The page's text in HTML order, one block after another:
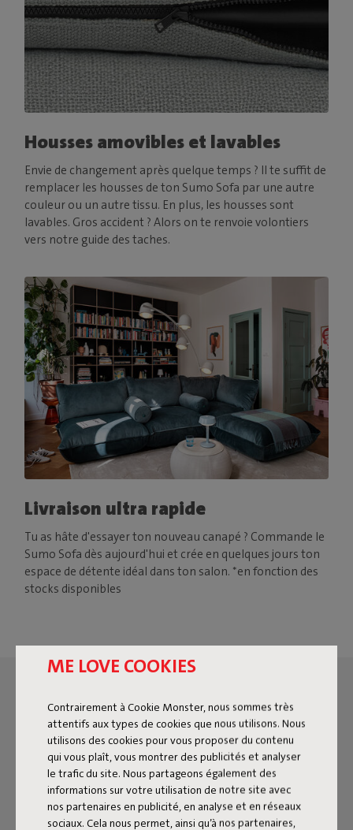
ME LOVE COOKIES
Contrairement à Cookie Monster, nous sommes très
attentifs aux types de cookies que nous utilisons. Nous
utilisons des cookies pour vous proposer du contenu
qui vous plaît, vous montrer des publicités et analyser
le trafic du site. Nous partageons également des
informations sur votre utilisation de notre site avec
nos partenaires en publicité, en analyse et en réseaux
sociaux. Cela nous permet, ainsi qu’à nos partenaires,
Housses amovibles et lavables
Envie de changement après quelque temps ? Il te suffit de
remplacer les housses de ton Sumo Sofa par une autre
couleur ou un autre tissu. En plus, les housses sont
lavables. Gros accident ? Alors on te renvoie volontiers
vers notre guide des taches.
Livraison ultra rapide
Tu as hâte d'essayer ton nouveau canapé ? Commande le
Sumo Sofa dès aujourd'hui et crée en quelques jours ton
espace de détente idéal dans ton salon. *en fonction des
stocks disponibles